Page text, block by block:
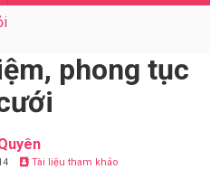
phong tục
Tài liệu tham khảo